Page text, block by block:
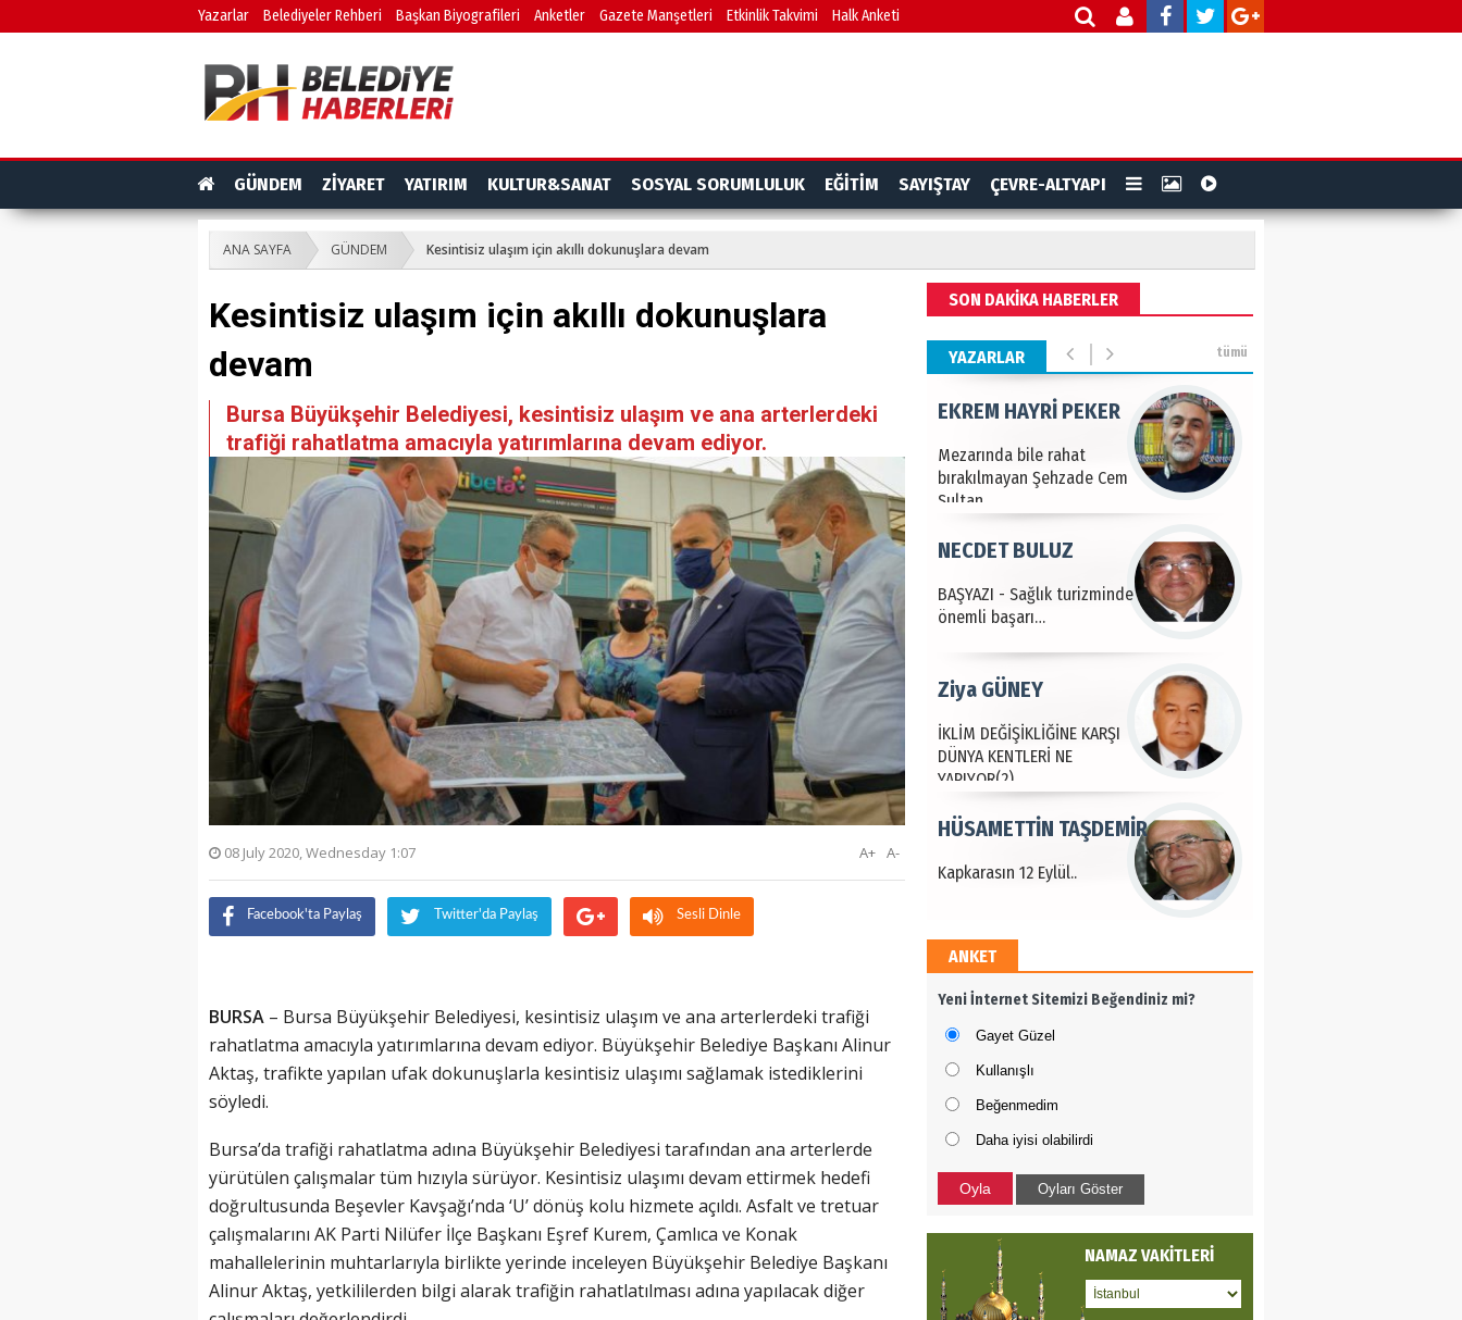
Yazarlar Belediyeler Rehberi Başkan Biyografileri Anketler Gazete Manşetleri Etkinlik Takvimi Halk Anketi
GÜNDEM ZİYARET YATIRIM KULTUR&SANAT SOSYAL SORUMLULUK EĞİTİM SAYIŞTAY ÇEVRE-ALTYAPI
ANA SAYFA GÜNDEM Kesintisiz ulaşım için akıllı dokunuşlara devam
Kesintisiz ulaşım için akıllı dokunuşlara
devam
Bursa Büyükşehir Belediyesi, kesintisiz ulaşım ve ana arterlerdeki
trafiği rahatlatma amacıyla yatırımlarına devam ediyor.
08 July 2020, Wednesday 1:07 A-
A+
Facebook'ta Paylaş Twitter'da Paylaş Sesli Dinle
BURSA – Bursa Büyükşehir Belediyesi, kesintisiz ulaşım ve ana arterlerdeki trafiği
rahatlatma amacıyla yatırımlarına devam ediyor. Büyükşehir Belediye Başkanı Alinur
Aktaş, trafikte yapılan ufak dokunuşlarla kesintisiz ulaşımı sağlamak istediklerini
söyledi.
Bursa’da trafiği rahatlatma adına Büyükşehir Belediyesi tarafından ana arterlerde
yürütülen çalışmalar tüm hızıyla sürüyor. Kesintisiz ulaşımı devam ettirmek hedefi
doğrultusunda Beşevler Kavşağı’nda ‘U’ dönüş kolu hizmete açıldı. Asfalt ve tretuar
çalışmalarını AK Parti Nilüfer İlçe Başkanı Eşref Kurem, Çamlıca ve Konak
mahallelerinin muhtarlarıyla birlikte yerinde inceleyen Büyükşehir Belediye Başkanı
Alinur Aktaş, yetkililerden bilgi alarak trafiğin rahatlatılması adına yapılacak diğer
SON DAKİKA HABERLER
YAZARLAR tümü
Türkiye tarımla para
Gökova Kontrolü..
Türkçemiz: Ulusumuz:
Budunumuz..
NAMIK KEMAL ZEYBEK
Mezarında bile rahat
bırakılmayan Şehzade Cem
Sultan
EKREM HAYRİ PEKER
BAŞYAZI - Sağlık turizminde
önemli başarı…
NECDET BULUZ
İKLİM DEĞİŞİKLİĞİNE KARŞI
DÜNYA KENTLERİ NE
YAPIYOR(2)
Ziya GÜNEY
Kapkarasın 12 Eylül..
HÜSAMETTİN TAŞDEMİR
Bu proje ile neyi
hedefliyoruz?
Hakan SOYSAL
Türkiye tarımla para
kazanır..
ALİ BEKTAN
Gökova Kontrolü..
CAN PULAK
ANKET
Yeni İnternet Sitemizi Beğendiniz mi?
Gayet Güzel
Kullanışlı
Beğenmedim
Daha iyisi olabilirdi
Oyla Oyları Göster
NAMAZ VAKİTLERİ